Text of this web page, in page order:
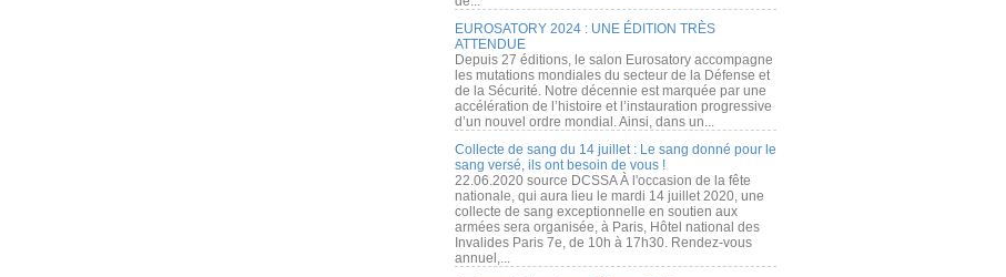
EUROSATORY 2024 : UNE ÉDITION TRÈS
ATTENDUE
Depuis 27 éditions, le salon Eurosatory accompagne
les mutations mondiales du secteur de la Défense et
de la Sécurité. Notre décennie est marquée par une
accélération de l’histoire et l’instauration progressive
d’un nouvel ordre mondial. Ainsi, dans un...
Collecte de sang du 14 juillet : Le sang donné pour le
sang versé, ils ont besoin de vous !
22.06.2020 source DCSSA À l'occasion de la fête
nationale, qui aura lieu le mardi 14 juillet 2020, une
collecte de sang exceptionnelle en soutien aux
armées sera organisée, à Paris, Hôtel national des
Invalides Paris 7e, de 10h à 17h30. Rendez-vous
annuel,...